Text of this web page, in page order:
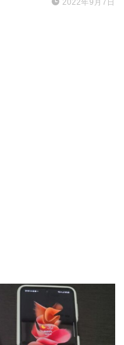
2022年9月7日